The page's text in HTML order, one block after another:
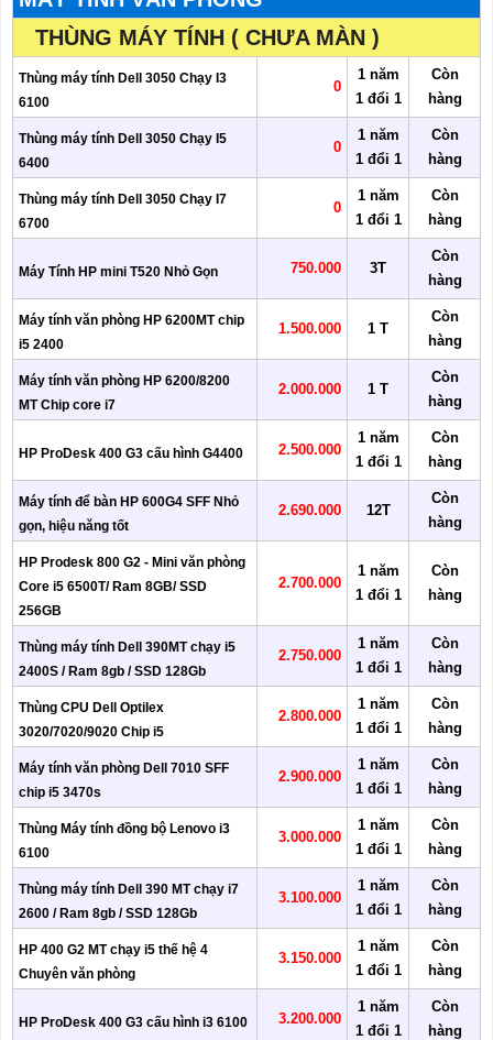
THÙNG MÁY TÍNH ( CHƯA MÀN )
Thùng máy tính Dell 3050 Chạy I3
6100
0
1 năm
1 đổi 1
Còn
hàng
Thùng máy tính Dell 3050 Chạy I5
6400
0
1 năm
1 đổi 1
Còn
hàng
Thùng máy tính Dell 3050 Chạy I7
6700
0
1 năm
1 đổi 1
Còn
hàng
Máy Tính HP mini T520 Nhỏ Gọn 750.000 3T
Còn
hàng
Máy tính văn phòng HP 6200MT chip
i5 2400
1.500.000 1 T
Còn
hàng
Máy tính văn phòng HP 6200/8200
MT Chip core i7
2.000.000 1 T
Còn
hàng
HP ProDesk 400 G3 cấu hình G4400 2.500.000
1 năm
1 đổi 1
Còn
hàng
Máy tính để bàn HP 600G4 SFF Nhỏ
gọn, hiệu năng tốt
2.690.000 12T
Còn
hàng
HP Prodesk 800 G2 - Mini văn phòng
Core i5 6500T/ Ram 8GB/ SSD
256GB
2.700.000
1 năm
1 đổi 1
Còn
hàng
Thùng máy tính Dell 390MT chạy i5
2400S / Ram 8gb / SSD 128Gb
2.750.000
1 năm
1 đổi 1
Còn
hàng
Thùng CPU Dell Optilex
3020/7020/9020 Chip i5
2.800.000
1 năm
1 đổi 1
Còn
hàng
Máy tính văn phòng Dell 7010 SFF
chip i5 3470s
2.900.000
1 năm
1 đổi 1
Còn
hàng
Thùng Máy tính đồng bộ Lenovo i3
6100
3.000.000
1 năm
1 đổi 1
Còn
hàng
Thùng máy tính Dell 390 MT chạy i7
2600 / Ram 8gb / SSD 128Gb
3.100.000
1 năm
1 đổi 1
Còn
hàng
HP 400 G2 MT chạy i5 thế hệ 4
Chuyên văn phòng
3.150.000
1 năm
1 đổi 1
Còn
hàng
HP ProDesk 400 G3 cấu hình i3 6100 3.200.000
1 năm
1 đổi 1
Còn
hàng